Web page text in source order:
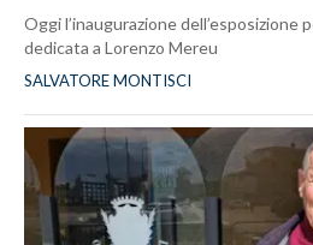
Oggi l’inaugurazione dell’esposizione
dedicata a Lorenzo Mereu
SALVATORE MONTISCI